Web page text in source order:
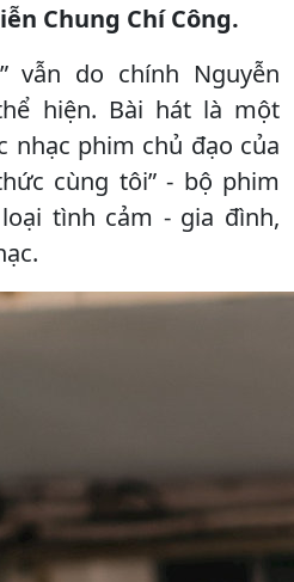
Chung Chí Công.
vẫn do chính Nguyễn
hiện. Bài hát là một
nhạc phim chủ đạo của
cùng tôi” - bộ phim
tình cảm - gia đình,